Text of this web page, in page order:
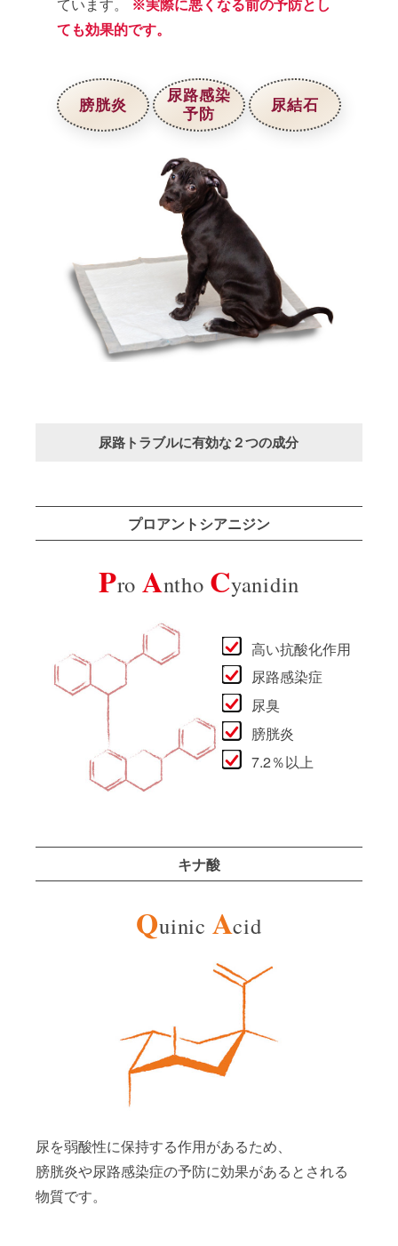
ています。 ※実際に悪くなる前の予防とし
ても効果的です。
膀胱炎
尿路感染
予防
尿結石
尿路トラブルに有効な２つの成分
プロアントシアニジン
Pro Antho Cyanidin
高い抗酸化作用
尿路感染症
尿臭
膀胱炎
7.2％以上
キナ酸
Quinic Acid
尿を弱酸性に保持する作用があるため、
膀胱炎や尿路感染症の予防に効果があるとされる
物質です。